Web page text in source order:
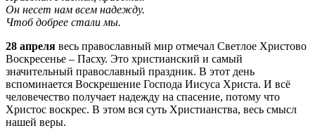
Он несет нам всем надежду.
Чтоб добрее стали мы.
28 апреля весь православный мир отмечал Светлое Христово
Воскресенье – Пасху. Это христианский и самый
значительный православный праздник. В этот день
вспоминается Воскрешение Господа Иисуса Христа. И всё
человечество получает надежду на спасение, потому что
Христос воскрес. В этом вся суть Христианства, весь смысл
нашей веры.